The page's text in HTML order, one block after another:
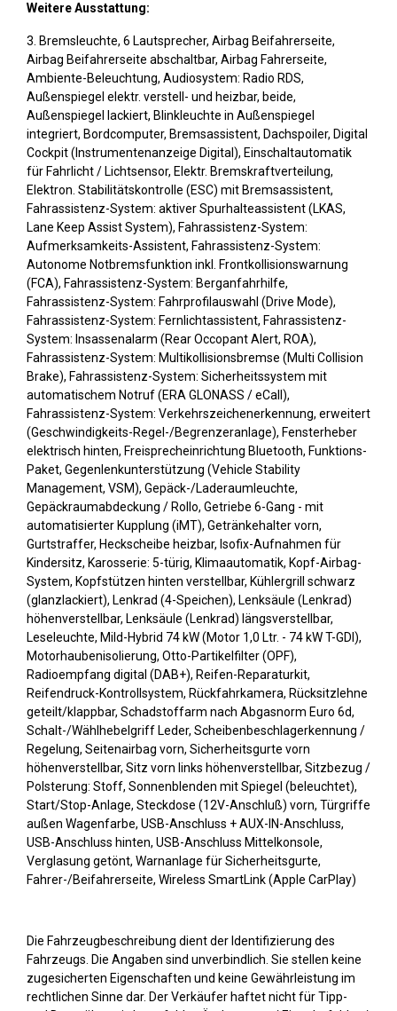
Weitere Ausstattung:
3. Bremsleuchte, 6 Lautsprecher, Airbag Beifahrerseite,
Airbag Beifahrerseite abschaltbar, Airbag Fahrerseite,
Ambiente-Beleuchtung, Audiosystem: Radio RDS,
Außenspiegel elektr. verstell- und heizbar, beide,
Außenspiegel lackiert, Blinkleuchte in Außenspiegel
integriert, Bordcomputer, Bremsassistent, Dachspoiler, Digital
Cockpit (Instrumentenanzeige Digital), Einschaltautomatik
für Fahrlicht / Lichtsensor, Elektr. Bremskraftverteilung,
Elektron. Stabilitätskontrolle (ESC) mit Bremsassistent,
Fahrassistenz-System: aktiver Spurhalteassistent (LKAS,
Lane Keep Assist System), Fahrassistenz-System:
Aufmerksamkeits-Assistent, Fahrassistenz-System:
Autonome Notbremsfunktion inkl. Frontkollisionswarnung
(FCA), Fahrassistenz-System: Berganfahrhilfe,
Fahrassistenz-System: Fahrprofilauswahl (Drive Mode),
Fahrassistenz-System: Fernlichtassistent, Fahrassistenz-
System: Insassenalarm (Rear Occopant Alert, ROA),
Fahrassistenz-System: Multikollisionsbremse (Multi Collision
Brake), Fahrassistenz-System: Sicherheitssystem mit
automatischem Notruf (ERA GLONASS / eCall),
Fahrassistenz-System: Verkehrszeichenerkennung, erweitert
(Geschwindigkeits-Regel-/Begrenzeranlage), Fensterheber
elektrisch hinten, Freisprecheinrichtung Bluetooth, Funktions-
Paket, Gegenlenkunterstützung (Vehicle Stability
Management, VSM), Gepäck-/Laderaumleuchte,
Gepäckraumabdeckung / Rollo, Getriebe 6-Gang - mit
automatisierter Kupplung (iMT), Getränkehalter vorn,
Gurtstraffer, Heckscheibe heizbar, Isofix-Aufnahmen für
Kindersitz, Karosserie: 5-türig, Klimaautomatik, Kopf-Airbag-
System, Kopfstützen hinten verstellbar, Kühlergrill schwarz
(glanzlackiert), Lenkrad (4-Speichen), Lenksäule (Lenkrad)
höhenverstellbar, Lenksäule (Lenkrad) längsverstellbar,
Leseleuchte, Mild-Hybrid 74 kW (Motor 1,0 Ltr. - 74 kW T-GDI),
Motorhaubenisolierung, Otto-Partikelfilter (OPF),
Radioempfang digital (DAB+), Reifen-Reparaturkit,
Reifendruck-Kontrollsystem, Rückfahrkamera, Rücksitzlehne
geteilt/klappbar, Schadstoffarm nach Abgasnorm Euro 6d,
Schalt-/Wählhebelgriff Leder, Scheibenbeschlagerkennung /
Regelung, Seitenairbag vorn, Sicherheitsgurte vorn
höhenverstellbar, Sitz vorn links höhenverstellbar, Sitzbezug /
Polsterung: Stoff, Sonnenblenden mit Spiegel (beleuchtet),
Start/Stop-Anlage, Steckdose (12V-Anschluß) vorn, Türgriffe
außen Wagenfarbe, USB-Anschluss + AUX-IN-Anschluss,
USB-Anschluss hinten, USB-Anschluss Mittelkonsole,
Verglasung getönt, Warnanlage für Sicherheitsgurte,
Fahrer-/Beifahrerseite, Wireless SmartLink (Apple CarPlay)
Die Fahrzeugbeschreibung dient der Identifizierung des
Fahrzeugs. Die Angaben sind unverbindlich. Sie stellen keine
zugesicherten Eigenschaften und keine Gewährleistung im
rechtlichen Sinne dar. Der Verkäufer haftet nicht für Tipp-